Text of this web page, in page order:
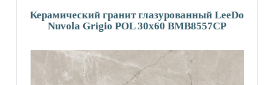
Керамический гранит глазурованный LeeDo
Nuvola Grigio POL 30x60 BMB8557CP